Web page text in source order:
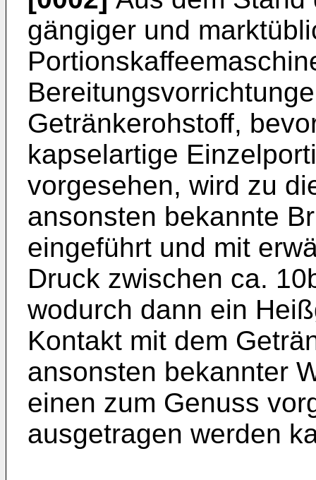
gängiger und
Getränkerohstoff,
kapselartige
vorgesehen, wird zu
ansonsten bekannte
eingeführt und mit
Druck zwischen ca.
wodurch dann ein
Kontakt mit dem
ansonsten bekannter
einen zum Genuss
ausgetragen werden